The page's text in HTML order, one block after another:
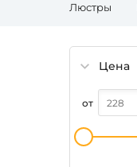
Люстры
Цена
от